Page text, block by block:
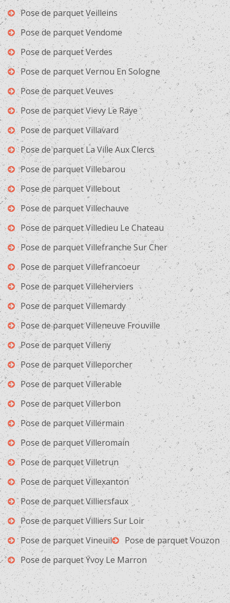
Pose de parquet Veilleins
Pose de parquet Vendome
Pose de parquet Verdes
Pose de parquet Vernou En Sologne
Pose de parquet Veuves
Pose de parquet Vievy Le Raye
Pose de parquet Villavard
Pose de parquet La Ville Aux Clercs
Pose de parquet Villebarou
Pose de parquet Villebout
Pose de parquet Villechauve
Pose de parquet Villedieu Le Chateau
Pose de parquet Villefranche Sur Cher
Pose de parquet Villefrancoeur
Pose de parquet Villeherviers
Pose de parquet Villemardy
Pose de parquet Villeneuve Frouville
Pose de parquet Villeny
Pose de parquet Villeporcher
Pose de parquet Villerable
Pose de parquet Villerbon
Pose de parquet Villermain
Pose de parquet Villeromain
Pose de parquet Villetrun
Pose de parquet Villexanton
Pose de parquet Villiersfaux
Pose de parquet Villiers Sur Loir
Pose de parquet Vineuil
Pose de parquet Vouzon
Pose de parquet Yvoy Le Marron